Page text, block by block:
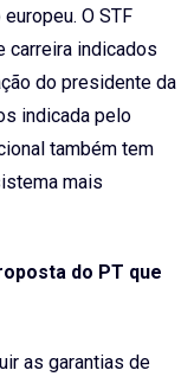
O STF
carreira indicados
do presidente da
indicada pelo
também tem
mais
do PT que
as garantias de